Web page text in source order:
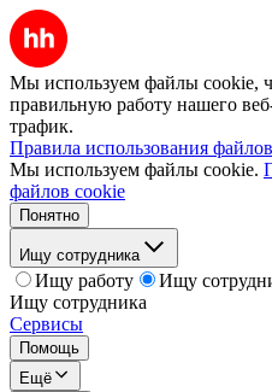
Мы используем файлы cookie,
правильную работу нашего
трафик.
Правила использования
Мы используем файлы cookie.
файлов cookie
Понятно
Ищу сотрудника
Ищу работу
Ищу
Ищу сотрудника
Сервисы
Помощь
Ещё